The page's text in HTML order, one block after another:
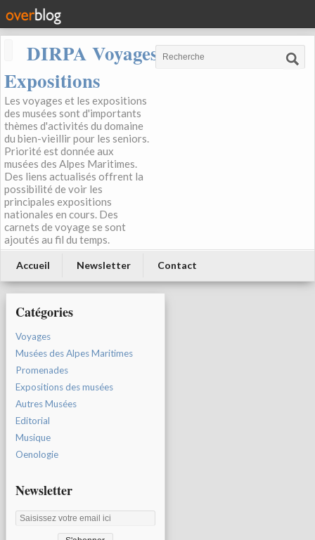
DIRPA Voyages, Musées,
Expositions
Les voyages et les expositions
des musées sont d'importants
thèmes d'activités du domaine
du bien-vieillir pour les seniors.
Priorité est donnée aux
musées des Alpes Maritimes.
Des liens actualisés offrent la
possibilité de voir les
principales expositions
nationales en cours. Des
carnets de voyage se sont
ajoutés au fil du temps.
Accueil Newsletter Contact
Catégories
Voyages
Musées des Alpes Maritimes
Promenades
Expositions des musées
Autres Musées
Editorial
Musique
Oenologie
Newsletter